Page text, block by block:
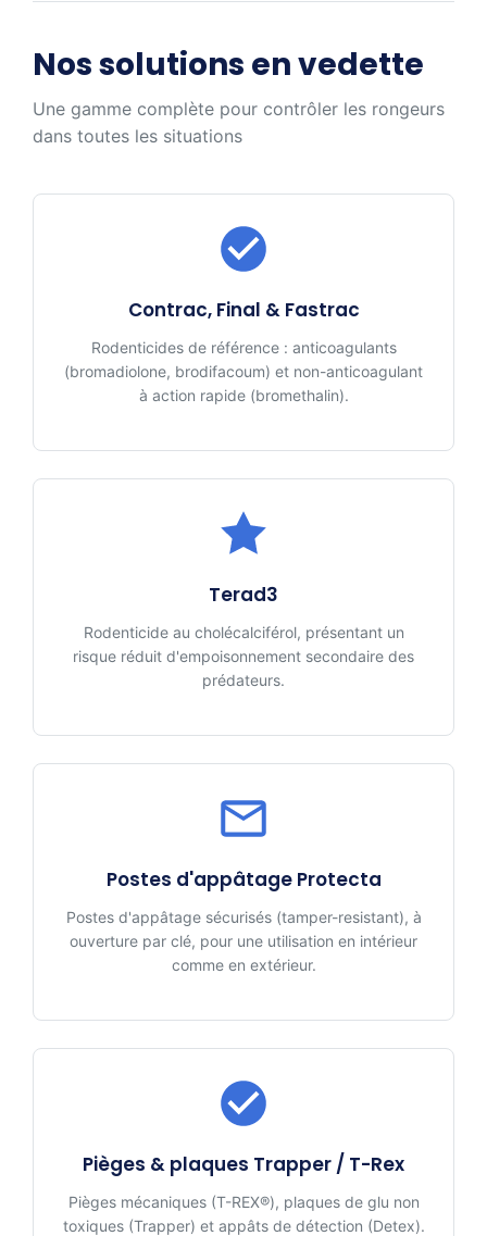
Nos solutions en vedette
Une gamme complète pour contrôler les rongeurs
dans toutes les situations
Contrac, Final & Fastrac
Rodenticides de référence : anticoagulants
(bromadiolone, brodifacoum) et non-anticoagulant
à action rapide (bromethalin).
Terad3
Rodenticide au cholécalciférol, présentant un
risque réduit d'empoisonnement secondaire des
prédateurs.
Postes d'appâtage Protecta
Postes d'appâtage sécurisés (tamper-resistant), à
ouverture par clé, pour une utilisation en intérieur
comme en extérieur.
Pièges & plaques Trapper / T-Rex
Pièges mécaniques (T-REX®), plaques de glu non
toxiques (Trapper) et appâts de détection (Detex).